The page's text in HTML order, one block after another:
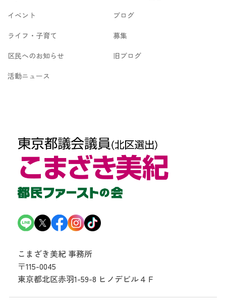
イベント
ブログ
ライフ・子育て
募集
区民へのお知らせ
旧ブログ
活動ニュース
こまざき美紀 事務所
〒115-0045
東京都北区赤羽1-59-8 ヒノデビル４Ｆ